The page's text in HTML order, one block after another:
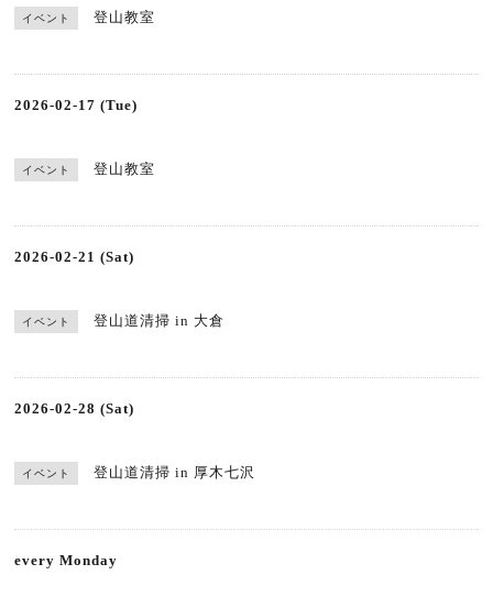
イベント 登山教室
2026-02-17 (Tue)
イベント 登山教室
2026-02-21 (Sat)
イベント 登山道清掃 in 大倉
2026-02-28 (Sat)
イベント 登山道清掃 in 厚木七沢
every Monday